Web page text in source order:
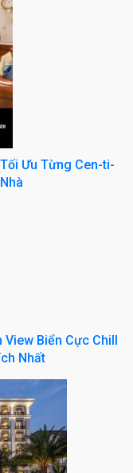
Ưu Từng Cen-ti-
View Biển Cực Chill
Nhất